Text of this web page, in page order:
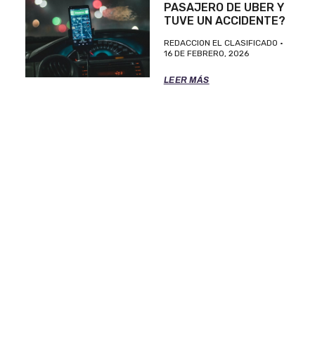
PASAJERO DE UBER Y
TUVE UN ACCIDENTE?
REDACCION EL CLASIFICADO
16 DE FEBRERO, 2026
LEER MÁS